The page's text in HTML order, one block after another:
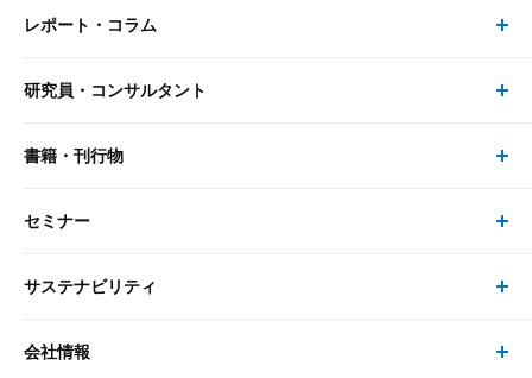
事業・ソリューション トップ
リサーチ
レポート・コラム
レポート・コラム トップ
最新のレポート・コラム
研究員・コンサルタント
研究員・コンサルタント トップ
研究員
書籍・刊行物
書籍・刊行物 トップ
書籍
セミナー
セミナー トップ
現在受付中のセミナー・イベント
サステナビリティ
サステナビリティの取り組み
会社情報